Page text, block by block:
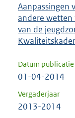
Aanpassingen
andere wetten
van de
Datum publicatie
01-04-2014
Vergaderjaar
2013-2014